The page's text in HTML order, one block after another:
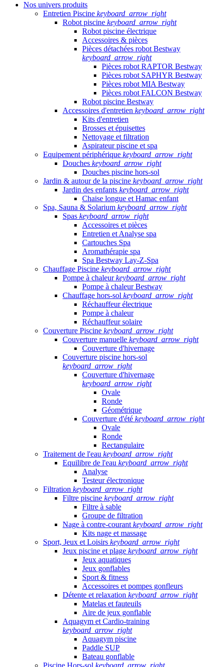
Nos univers produits
Entretien Piscine keyboard_arrow_right
Robot piscine keyboard_arrow_right
Robot piscine électrique
Accessoires & pièces
Pièces détachées robot Bestway
keyboard_arrow_right
Pièces robot RAPTOR Bestway
Pièces robot SAPHYR Bestway
Pièces robot MIA Bestway
Pièces robot FALCON Bestway
Robot piscine Bestway
Accessoires d'entretien keyboard_arrow_right
Kits d'entretien
Brosses et épuisettes
Nettoyage et filtration
Aspirateur piscine et spa
Equipement périphérique keyboard_arrow_right
Douches keyboard_arrow_right
Douches piscine hors-sol
Jardin & autour de la piscine keyboard_arrow_right
Jardin des enfants keyboard_arrow_right
Chaise longue et Hamac enfant
Spa, Sauna & Solarium keyboard_arrow_right
Spas keyboard_arrow_right
Accessoires et pièces
Entretien et Analyse spa
Cartouches Spa
Aromathérapie spa
Spa Bestway Lay-Z-Spa
Chauffage Piscine keyboard_arrow_right
Pompe à chaleurkeyboard_arrow_right
Pompe à chaleur Bestway
Chauffage hors-sol keyboard_arrow_right
Réchauffeur électrique
Pompe à chaleur
Réchauffeur solaire
Couverture Piscine keyboard_arrow_right
Couverture manuelle keyboard_arrow_right
Couverture d'hivernage
Couverture piscine hors-sol
keyboard_arrow_right
Couverture d'hivernage
keyboard_arrow_right
Ovale
Ronde
Géométrique
Couverture d'été keyboard_arrow_right
Ovale
Ronde
Rectangulaire
Traitement de l'eau keyboard_arrow_right
Equilibre de l'eau keyboard_arrow_right
Analyse
Testeur électronique
Filtration keyboard_arrow_right
Filtre piscine keyboard_arrow_right
Filtre à sable
Groupe de filtration
Nage à contre-courant keyboard_arrow_right
Kits nage et massage
Sport, Jeux et Loisirs keyboard_arrow_right
Jeux piscine et plage keyboard_arrow_right
Jeux aquatiques
Jeux gonflables
Sport & fitness
Accessoires et pompes gonfleurs
Détente et relaxation keyboard_arrow_right
Matelas et fauteuils
Aire de jeux gonflable
Aquagym et Cardio-training
keyboard_arrow_right
Aquagym piscine
Paddle SUP
Bateau gonflable